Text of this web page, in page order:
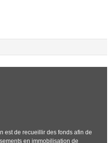
est de recueillir des fonds afin de
en immobilisation de